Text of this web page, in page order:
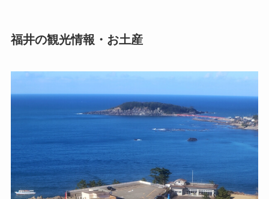
福井の観光情報・お土産